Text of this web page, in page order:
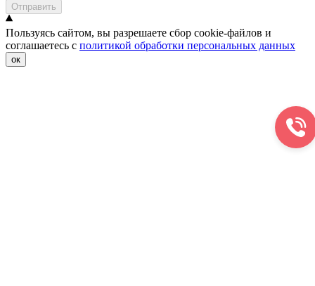
Отправить
Пользуясь сайтом, вы разрешаете сбор cookie-файлов и
соглашаетесь с политикой обработки персональных данных
ок